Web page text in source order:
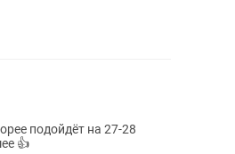
подойдёт на 27-28
👍